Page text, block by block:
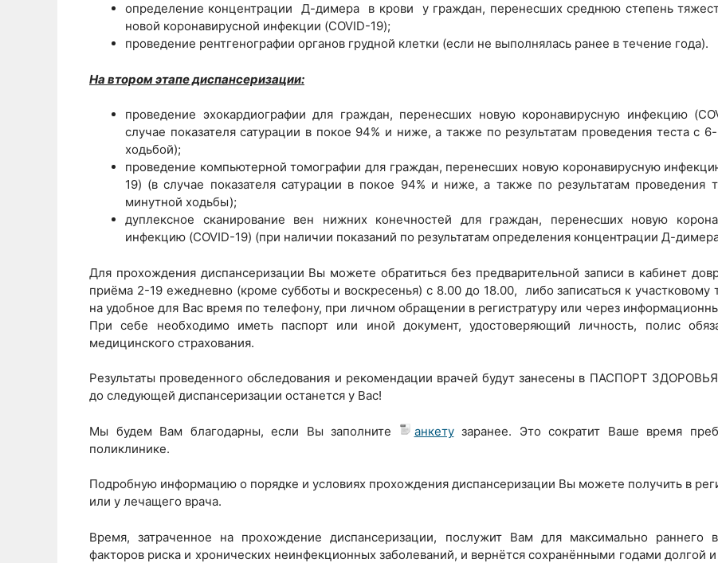
определение концентрации Д-димера в крови у граждан, перенесших среднюю степень
новой коронавирусной инфекции (COVID-19);
проведение рентгенографии органов грудной клетки (если не выполнялась ранее в течение года).
На втором этапе диспансеризации:
проведение эхокардиографии для граждан, перенесших новую коронавирусную инфекцию
случае показателя сатурации в покое 94% и ниже, а также по результатам проведения теста с
ходьбой);
проведение компьютерной томографии для граждан, перенесших новую коронавирусную
19) (в случае показателя сатурации в покое 94% и ниже, а также по результатам проведения
минутной ходьбы);
дуплексное сканирование вен нижних конечностей для граждан, перенесших новую
инфекцию (COVID-19) (при наличии показаний по результатам определения концентрации Д-
Для прохождения диспансеризации Вы можете обратиться без предварительной записи в кабинет
приёма 2-19 ежедневно (кроме субботы и воскресенья) с 8.00 до 18.00, либо записаться к участковому
на удобное для Вас время по телефону, при личном обращении в регистратуру или через
При себе необходимо иметь паспорт или иной документ, удостоверяющий личность, полис
медицинского страхования.
Результаты проведенного обследования и рекомендации врачей будут занесены в ПАСПОРТ
до следующей диспансеризации останется у Вас!
Мы будем Вам благодарны, если Вы заполните анкетузаранее. Это сократит Ваше время
поликлинике.
Подробную информацию о порядке и условиях прохождения диспансеризации Вы можете получить в
или у лечащего врача.
Время, затраченное на прохождение диспансеризации, послужит Вам для максимально раннего
факторов риска и хронических неинфекционных заболеваний, и вернётся сохранёнными годами долгой